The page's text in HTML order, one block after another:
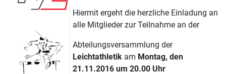
Hiermit ergeht die herzliche Einladung an
alle Mitglieder zur Teilnahme an der
Abteilungsversammlung der
Leichtathletik am Montag, den
21.11.2016 um 20.00 Uhr